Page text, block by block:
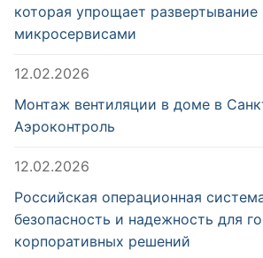
которая упрощает развертывание
микросервисами
12.02.2026
Монтаж вентиляции в доме в
Аэроконтроль
12.02.2026
Российская операционная
безопасность и надежность для
корпоративных решений